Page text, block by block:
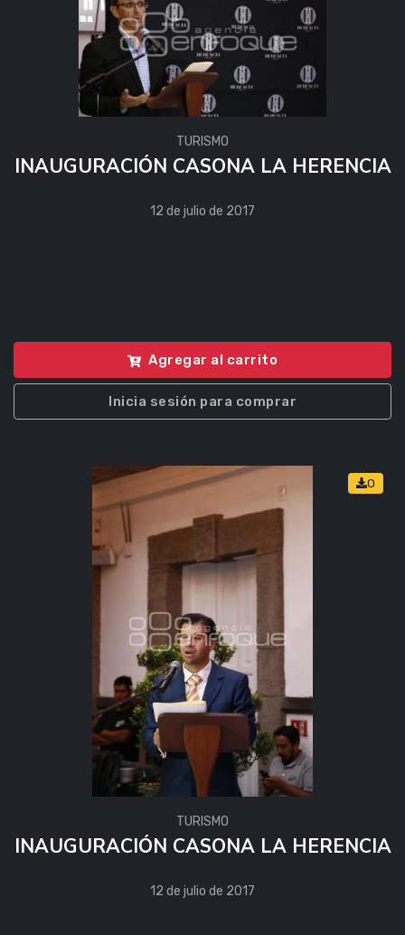
TURISMO
INAUGURACIÓN CASONA LA HERENCIA
12 de julio de 2017
Agregar al carrito
Inicia sesión para comprar
0
TURISMO
INAUGURACIÓN CASONA LA HERENCIA
12 de julio de 2017